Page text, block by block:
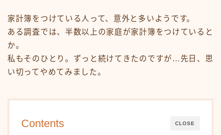
家計簿をつけている人って、意外と多いようです。
ある調査では、半数以上の家庭が家計簿をつけていると
か。
私もそのひとり。ずっと続けてきたのですが…先日、思
い切ってやめてみました。
CLOSE
Contents